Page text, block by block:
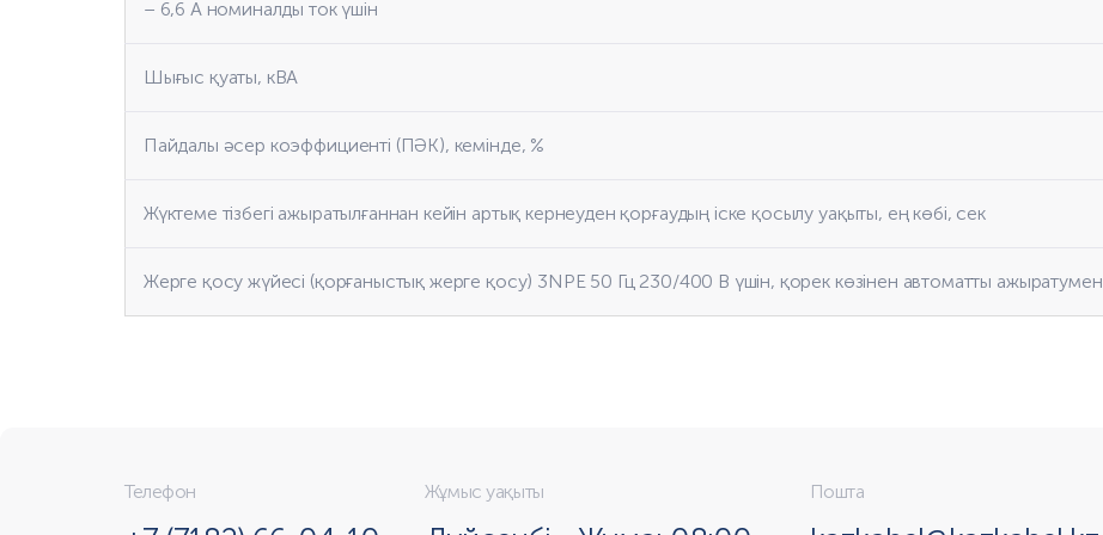
– 6,6 А номиналды ток үшін
Шығыс қуаты, кВА
Пайдалы әсер коэффициенті (ПӘК), кемінде, %
Жүктеме тізбегі ажыратылғаннан кейін артық кернеуден қорғаудың іске қосылу уақыты, ең көбі, сек
Жерге қосу жүйесі (қорғаныстық жерге қосу) 3NPE 50 Гц 230/400 В үшін, қорек көзінен автоматты ажыратумен
Телефон Жұмыс уақыты Пошта